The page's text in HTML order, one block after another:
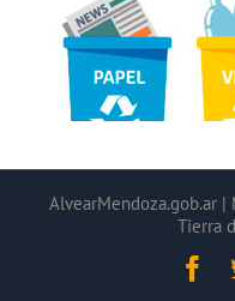
AlvearMendoza.gob.ar
Tierra